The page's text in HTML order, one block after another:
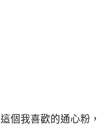
個我喜歡的通心粉，